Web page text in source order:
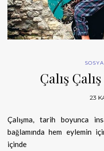
Çalış
23
Çalışma, tarih boyunca
bağlamında hem eylemin
içinde